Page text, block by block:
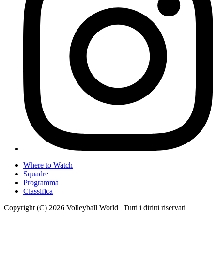
Where to Watch
Squadre
Programma
Classifica
Copyright (C) 2026 Volleyball World | Tutti i diritti riservati